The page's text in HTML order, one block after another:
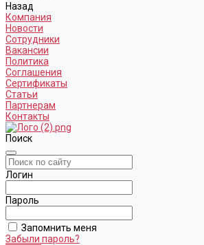
Назад
Компания
Новости
Сотрудники
Вакансии
Политика
Соглашения
Сертификаты
Статьи
Партнерам
Контакты
Поиск
Логин
Пароль
Запомнить меня
Забыли пароль?